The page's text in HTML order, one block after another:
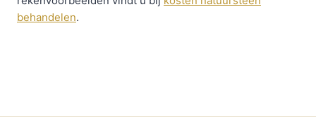
behandelen.